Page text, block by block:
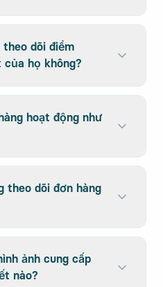
theo dõi điểm
của họ không?
hoạt động như
theo dõi đơn hàng
ảnh cung cấp
nào?